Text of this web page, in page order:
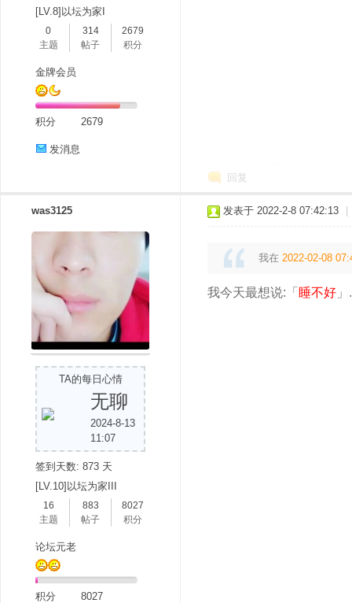
[LV.8]以坛为家I
0
主题
314
帖子
2679
积分
金牌会员
积分 2679
发消息
回复
was3125
TA的每日心情
无聊
2024-8-13
11:07
签到天数: 873 天
[LV.10]以坛为家III
16
主题
883
帖子
8027
积分
论坛元老
积分 8027
发表于 2022-2-8 07:42:13
我在 2022-02-08
我今天最想说:「 睡不好 」.